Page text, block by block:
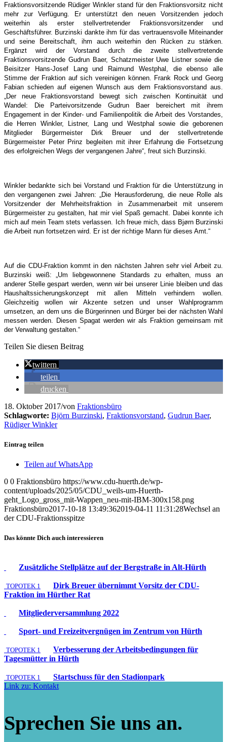
Fraktionsvorsitzende Rüdiger Winkler stand für den Fraktionsvorsitz nicht
mehr zur Verfügung. Er unterstützt den neuen Vorsitzenden jedoch
weiterhin als erster stellvertretender Fraktionsvorsitzender und
Geschäftsführer. Burzinski dankte ihm für das vertrauensvolle Miteinander
und seine Bereitschaft, ihm auch weiterhin den Rücken zu stärken.
Ergänzt wird der Vorstand durch die zweite stellvertretende
Fraktionsvorsitzende Gudrun Baer, Schatzmeister Uwe Listner sowie die
Beisitzer Hans-Josef Lang und Raimund Westphal, die ebenso alle
Stimme der Fraktion auf sich vereinigen können. Frank Rock und Georg
Fabian schieden auf eigenen Wunsch aus dem Fraktionsvorstand aus.
„Der neue Fraktionsvorstand bewegt sich zwischen Kontinuität und
Wandel: Die Parteivorsitzende Gudrun Baer bereichert mit ihrem
Engagement in der Kinder- und Familienpolitik die Arbeit des Vorstandes,
die Herren Winkler, Listner, Lang und Westphal sowie die geborenen
Mitglieder Bürgermeister Dirk Breuer und der stellvertretende
Bürgermeister Peter Prinz begleiten mit ihrer Erfahrung die Fortsetzung
des erfolgreichen Wegs der vergangenen Jahre“, freut sich Burzinski.
Winkler bedankte sich bei Vorstand und Fraktion für die Unterstützung in
den vergangenen zwei Jahren: „Die Herausforderung, die neue Rolle als
Vorsitzender der Mehrheitsfraktion in Zusammenarbeit mit unserem
Bürgermeister zu gestalten, hat mir viel Spaß gemacht. Dabei konnte ich
mich auf mein Team stets verlassen. Ich freue mich, dass Bjørn Burzinski
die Arbeit nun fortsetzen wird. Er ist der richtige Mann für dieses Amt.“
Auf die CDU-Fraktion kommt in den nächsten Jahren sehr viel Arbeit zu.
Burzinski weiß: „Um liebgewonnene Standards zu erhalten, muss an
anderer Stelle gespart werden, wenn wir bei unserer Linie bleiben und das
Haushaltssicherungskonzept mit allen Mitteln verhindern wollen.
Gleichzeitig wollen wir Akzente setzen und unser Wahlprogramm
umsetzen, an dem uns die Bürgerinnen und Bürger bei der nächsten Wahl
messen werden. Diesen Spagat werden wir als Fraktion gemeinsam mit
der Verwaltung gestalten.“
Teilen Sie diesen Beitrag
twittern
teilen
drucken
18. Oktober 2017/von Fraktionsbüro
Schlagworte: Björn Burzinski, Fraktionsvorstand, Gudrun Baer,
Rüdiger Winkler
Eintrag teilen
Teilen auf WhatsApp
0 0 Fraktionsbüro https://www.cdu-huerth.de/wp-
content/uploads/2025/05/CDU_weils-um-Huerth-
geht_Logo_gross_mit-Wappen_neu-mit-IBM-300x158.png
Fraktionsbüro2017-10-18 13:49:362019-04-11 11:31:28Wechsel an
der CDU-Fraktionsspitze
Das könnte Dich auch interessieren
Zusätzliche Stellplätze auf der Bergstraße in Alt-Hürth
TOPOTEK 1
Dirk Breuer übernimmt Vorsitz der CDU-
Fraktion im Hürther Rat
Mitgliederversammlung 2022
Sport- und Freizeitvergnügen im Zentrum von Hürth
TOPOTEK 1
Verbesserung der Arbeitsbedingungen für
Tagesmütter in Hürth
TOPOTEK 1
Startschuss für den Stadionpark
Link zu: Kontakt
Sprechen Sie uns an.